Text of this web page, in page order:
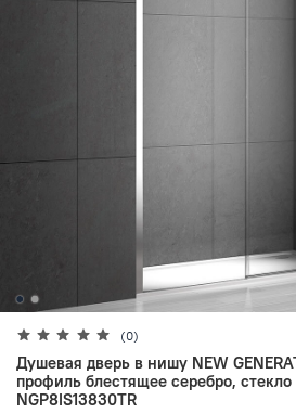
(0)
Душевая дверь в нишу NEW
профиль блестящее серебро, стекло
NGP8IS13830TR